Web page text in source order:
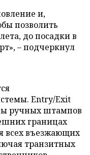
и,
позволить
до посадки в
– подчеркнул
Entry/Exit
ручных штампов
границах
всех въезжающих
транзитных